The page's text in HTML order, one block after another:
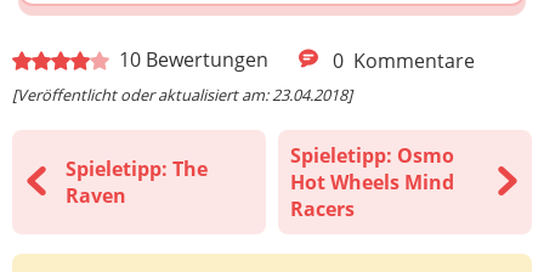
10 Bewertungen 0 Kommentare
[Veröffentlicht oder aktualisiert am: 23.04.2018]
Spieletipp: The
Raven
Spieletipp: Osmo
Hot Wheels Mind
Racers